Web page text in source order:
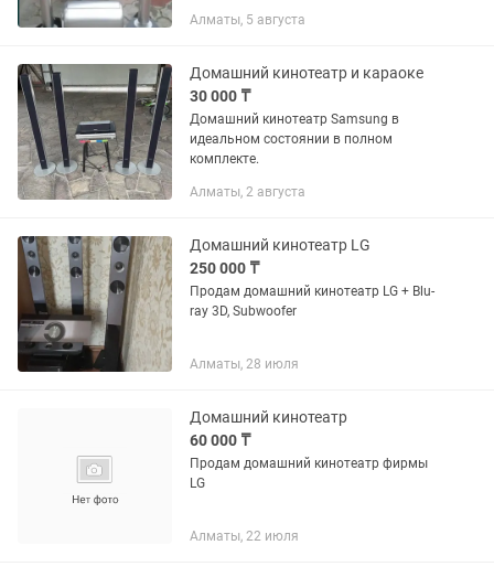
Алматы, 5 августа
Домашний кинотеатр и караоке
30 000 ₸
Домашний кинотеатр Samsung в
идеальном состоянии в полном
комплекте.
Алматы, 2 августа
Домашний кинотеатр LG
250 000 ₸
Продам домашний кинотеатр LG + Blu-
ray 3D, Subwoofer
Алматы, 28 июля
Домашний кинотеатр
60 000 ₸
Продам домашний кинотеатр фирмы
LG
Алматы, 22 июля